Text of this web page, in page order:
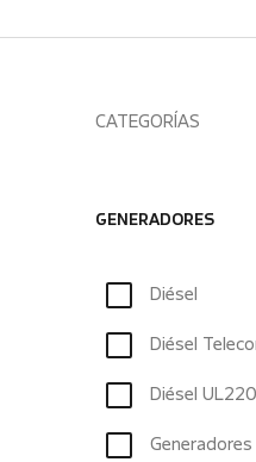
CATEGORÍAS
GENERADORES
Diésel
Diésel
Diésel
Generadores